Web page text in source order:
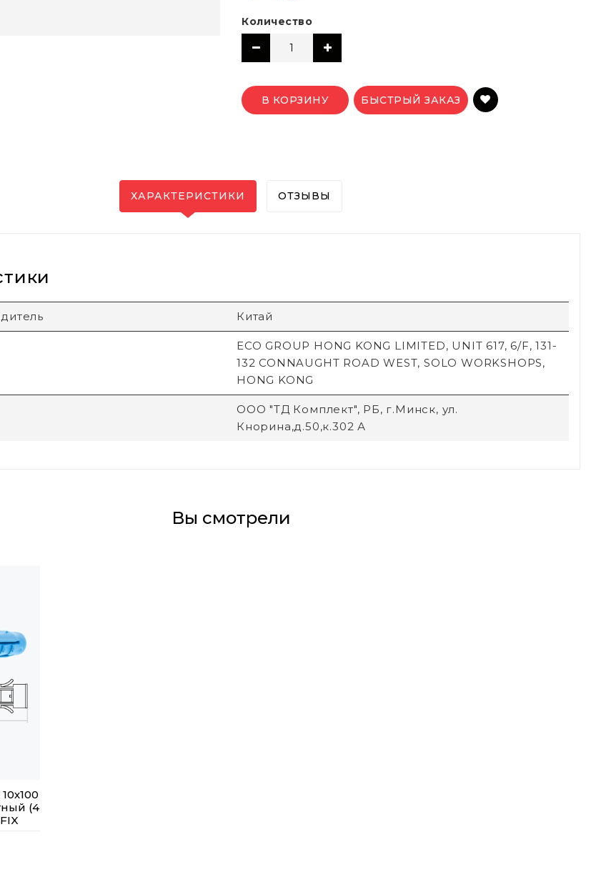
Количество
В КОРЗИНУ БЫСТРЫЙ ЗАКАЗ
ХАРАКТЕРИСТИКИ ОТЗЫВЫ
Китай
ECO GROUP HONG KONG LIMITED, UNIT 617, 6/F, 131-
132 CONNAUGHT ROAD WEST, SOLO WORKSHOPS,
HONG KONG
ООО "ТД Комплект", РБ, г.Минск, ул.
Кнорина,д.50,к.302 А
Вы смотрели
(4